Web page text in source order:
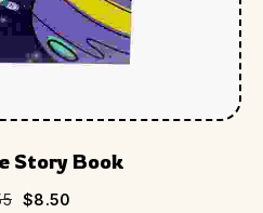
Story Book
$8.50